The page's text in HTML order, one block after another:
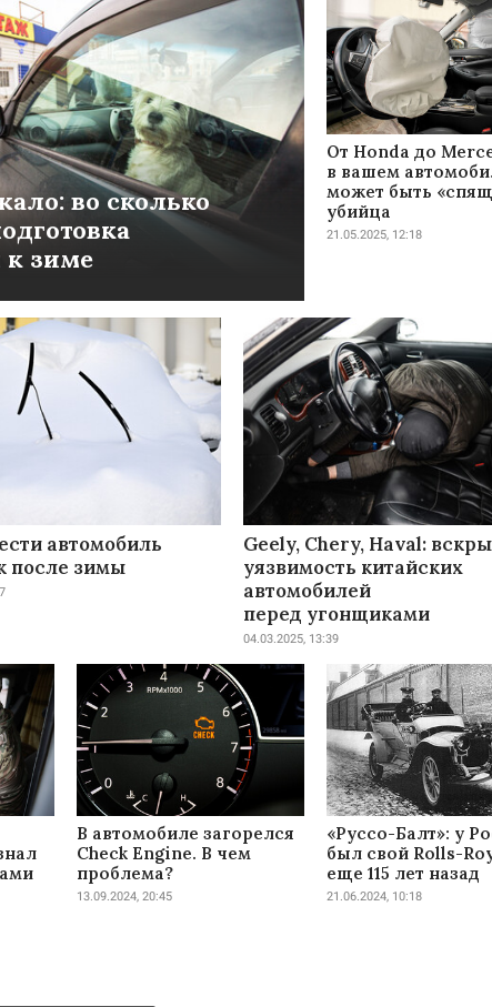
во сколько
к зиме
От Honda до
в вашем
может быть
убийца
21.05.2025, 12:18
автомобиль
после зимы
Geely, Chery, Haval:
уязвимость китайских
автомобилей
перед угонщиками
04.03.2025, 13:39
В автомобиле загорелся
Check Engine. В чем
проблема?
13.09.2024, 20:45
«Руссо-Балт»: у
был свой Rolls-
еще 115 лет назад
21.06.2024, 10:18